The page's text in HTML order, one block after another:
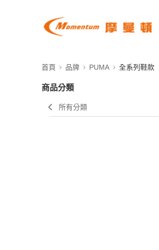
首頁 品牌 PUMA 全系列鞋款
商品分類
所有分類